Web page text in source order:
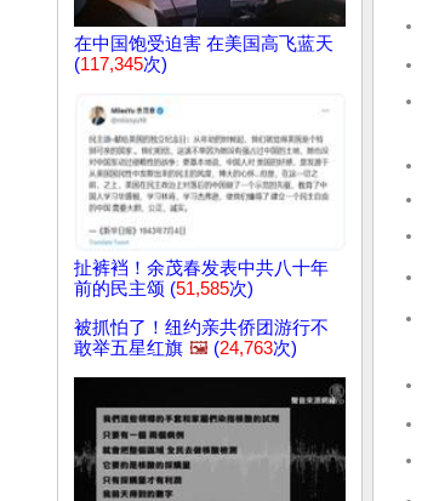
在中国饱受迫害 在美国高飞蓝天
(117,345次)
扯裤裆！余茂春发表中共八十年
前的民主颂 (51,585次)
被抓怕了！纽约亲共侨团游行不
敢举五星红旗 🖼️ (24,763次)